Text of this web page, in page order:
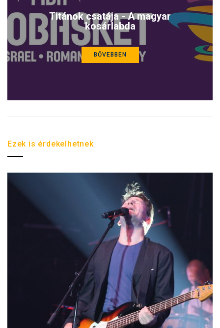
Titánok csatája - A magyar
kosárlabda
BŐVEBBEN
Ezek is érdekelhetnek